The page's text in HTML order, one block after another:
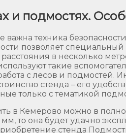
и подмостях.
важна техника
позволяет
расстояния в несколько
такие
с лесов и
стенда – его
только с тематикой
в Кемерово можно в
то она будет удачно
стенда